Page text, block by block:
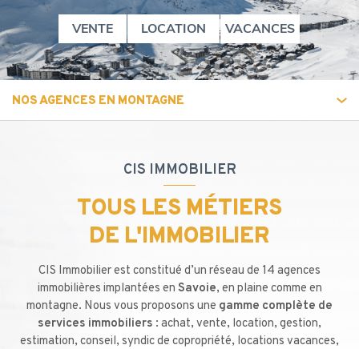
VENTE LOCATION VACANCES
NOS AGENCES EN MONTAGNE
CIS IMMOBILIER
TOUS LES MÉTIERS
DE L'IMMOBILIER
CIS Immobilier est constitué d’un réseau de 14 agences
immobilières implantées en Savoie, en plaine comme en
montagne. Nous vous proposons une gamme complète de
services immobiliers : achat, vente, location, gestion,
estimation, conseil, syndic de copropriété, locations vacances,